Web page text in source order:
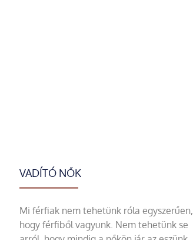
VADÍTÓ NŐK
Mi férfiak nem tehetünk róla egyszerűen,
hogy férfiből vagyunk. Nem tehetünk se